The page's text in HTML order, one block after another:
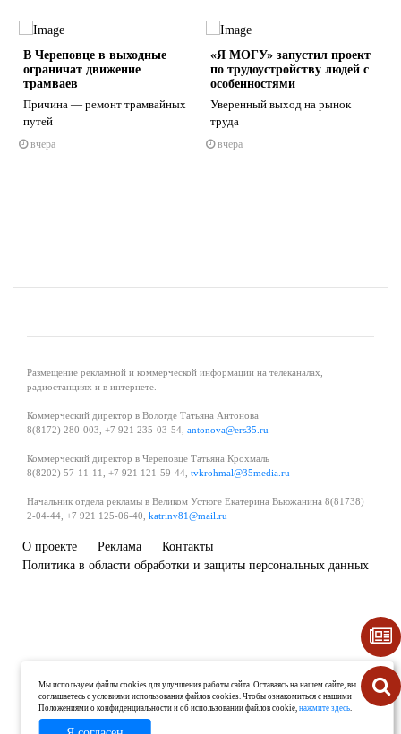
В Череповце в выходные
ограничат движение
трамваев
Причина — ремонт трамвайных
путей
вчера
«Я МОГУ» запустил проект
по трудоустройству людей с
особенностями
Уверенный выход на рынок
труда
вчера
Размещение рекламной и коммерческой информации на телеканалах,
радиостанциях и в интернете.
Коммерческий директор в Вологде Татьяна Антонова
8(8172) 280-003, +7 921 235-03-54, antonova@ers35.ru
Коммерческий директор в Череповце Татьяна Крохмаль
8(8202) 57-11-11, +7 921 121-59-44, tvkrohmal@35media.ru
Начальник отдела рекламы в Великом Устюге Екатерина Вьюжанина 8(81738)
2-04-44, +7 921 125-06-40, katrinv81@mail.ru
О проекте Реклама
Контакты
Политика в области обработки и защиты персональных данных
Мы используем файлы cookies для улучшения работы сайта. Оставаясь на нашем сайте, вы
соглашаетесь с условиями использования файлов cookies. Чтобы ознакомиться с нашими
Положениями о конфиденциальности и об использовании файлов cookie,нажмите здесь.